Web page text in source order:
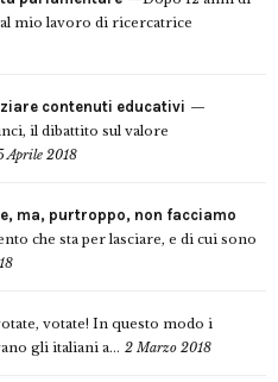
mio lavoro di ricercatrice
contenuti educativi
il dibattito sul valore
Aprile 2018
ma, purtroppo, non facciamo
che sta per lasciare, e di cui sono
votate! In questo modo i
gli italiani a... 2 Marzo 2018